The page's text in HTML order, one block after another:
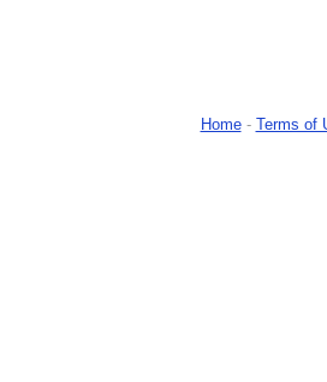
Home- Terms of